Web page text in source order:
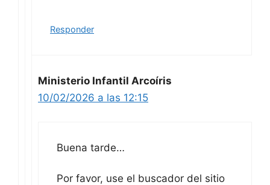
Responder
Ministerio Infantil Arcoíris
10/02/2026 a las 12:15
Buena tarde…
Por favor, use el buscador del sitio